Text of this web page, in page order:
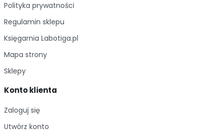
Polityka prywatności
Regulamin sklepu
Księgarnia Labotiga.pl
Mapa strony
Sklepy
Konto klienta
Zaloguj się
Utwórz konto